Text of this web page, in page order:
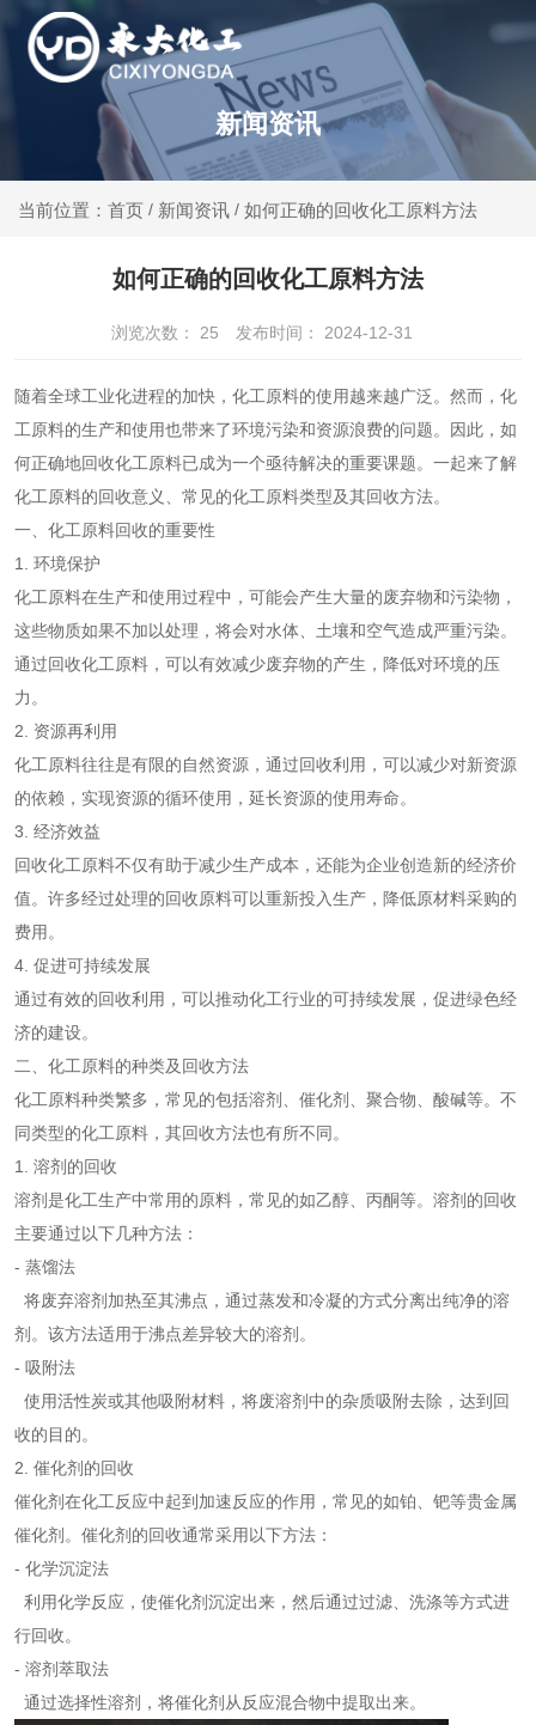
新闻资讯
当前位置：首页 / 新闻资讯 / 如何正确的回收化工原料方法
如何正确的回收化工原料方法
浏览次数： 25 发布时间： 2024-12-31
随着全球工业化进程的加快，化工原料的使用越来越广泛。然而，化
工原料的生产和使用也带来了环境污染和资源浪费的问题。因此，如
何正确地回收化工原料已成为一个亟待解决的重要课题。一起来了解
化工原料的回收意义、常见的化工原料类型及其回收方法。
一、化工原料回收的重要性
1. 环境保护
化工原料在生产和使用过程中，可能会产生大量的废弃物和污染物，
这些物质如果不加以处理，将会对水体、土壤和空气造成严重污染。
通过回收化工原料，可以有效减少废弃物的产生，降低对环境的压
力。
2. 资源再利用
化工原料往往是有限的自然资源，通过回收利用，可以减少对新资源
的依赖，实现资源的循环使用，延长资源的使用寿命。
3. 经济效益
回收化工原料不仅有助于减少生产成本，还能为企业创造新的经济价
值。许多经过处理的回收原料可以重新投入生产，降低原材料采购的
费用。
4. 促进可持续发展
通过有效的回收利用，可以推动化工行业的可持续发展，促进绿色经
济的建设。
二、化工原料的种类及回收方法
化工原料种类繁多，常见的包括溶剂、催化剂、聚合物、酸碱等。不
同类型的化工原料，其回收方法也有所不同。
1. 溶剂的回收
溶剂是化工生产中常用的原料，常见的如乙醇、丙酮等。溶剂的回收
主要通过以下几种方法：
- 蒸馏法
将废弃溶剂加热至其沸点，通过蒸发和冷凝的方式分离出纯净的溶
剂。该方法适用于沸点差异较大的溶剂。
- 吸附法
使用活性炭或其他吸附材料，将废溶剂中的杂质吸附去除，达到回
收的目的。
2. 催化剂的回收
催化剂在化工反应中起到加速反应的作用，常见的如铂、钯等贵金属
催化剂。催化剂的回收通常采用以下方法：
- 化学沉淀法
利用化学反应，使催化剂沉淀出来，然后通过过滤、洗涤等方式进
行回收。
- 溶剂萃取法
通过选择性溶剂，将催化剂从反应混合物中提取出来。